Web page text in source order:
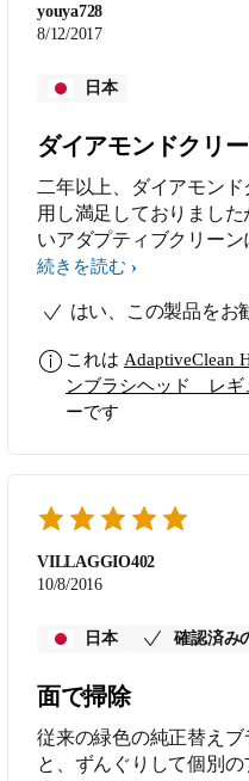
youya728
8/12/2017
日本
ダイアモンドクリ
二年以上、ダイアモン
用し満足しておりまし
いアダプティブクリーン
満足！
続きを読む
はい、この製品をお
これは AdaptiveClean
ンブラシヘッド レギ
ーです
VILLAGGIO402
10/8/2016
日本 確認済み
面で掃除
従来の緑色の純正替えブ
と、ずんぐりして個別